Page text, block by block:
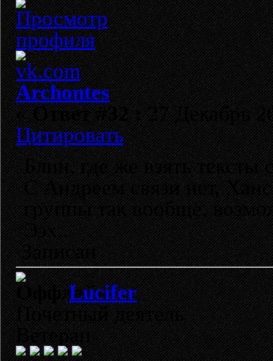
Archontes
«Ответ #32 :27 Декабрь
Цитировать
Блин, где же взять
С Андреем связи нет,
группы так вообще,
Ээх..
Записан
Lucifer
Почетный деятель
Ветеран